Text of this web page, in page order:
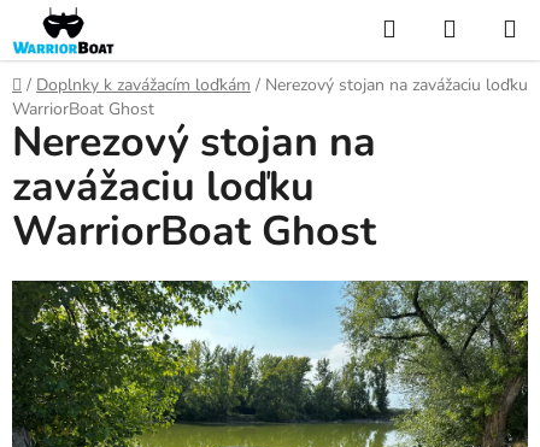
Prejsť
na
obsah
Hľadať
KOŠÍK
Domov
/ Doplnky k zavážacím loďkám / Nerezový stojan na zavážaciu loďku
WarriorBoat Ghost
Nerezový stojan na
zavážaciu loďku
WarriorBoat Ghost